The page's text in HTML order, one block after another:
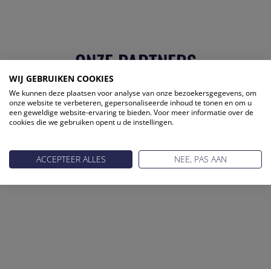
ONZE PARTNERS
WIJ GEBRUIKEN COOKIES
We kunnen deze plaatsen voor analyse van onze bezoekersgegevens, om
onze website te verbeteren, gepersonaliseerde inhoud te tonen en om u
een geweldige website-ervaring te bieden. Voor meer informatie over de
cookies die we gebruiken opent u de instellingen.
ACCEPTEER ALLES NEE, PAS AAN